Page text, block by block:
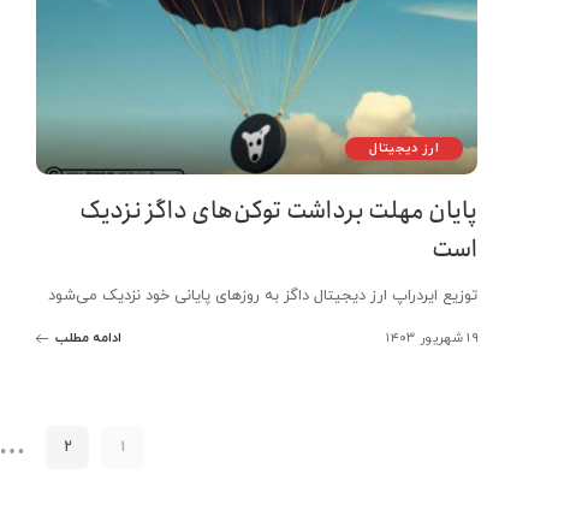
ارز دیجیتال
پایان مهلت برداشت توکن‌های داگز نزدیک
است
توزیع ایردراپ ارز دیجیتال داگز به روزهای پایانی خود نزدیک می‌شود
۱۹ شهریور ۱۴۰۳ ادامه مطلب
1
2
…